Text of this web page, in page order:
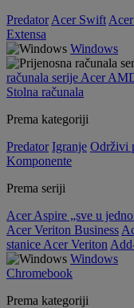
Predator Acer Swift
Extensa
Windows
računala serije Acer
Stolna računala
Prema kategoriji
Predator Igranje Održivi
Komponente
Prema seriji
Acer Aspire „sve u
Acer Veriton Business
stanice Acer Veriton
Windows
Chromebook
Prema kategoriji